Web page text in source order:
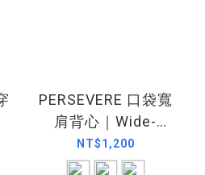
PERSEVERE 口袋寬
肩背心｜Wide-
Shoulder Pocket
Tank Top（26SS）
NT$1,200